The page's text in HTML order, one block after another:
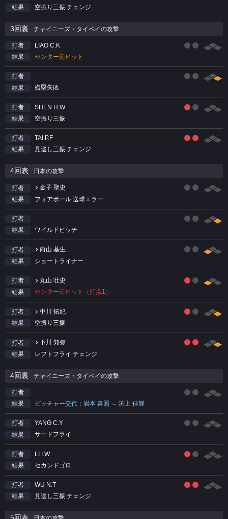
結果
空振り三振 チェンジ
3回裏 チャイニーズ・タイペイの攻撃
打者
LIAO C.K
結果
センター前ヒット
打者
結果
盗塁失敗
打者
SHEN H.W
結果
空振り三振
打者
TAI P.F
結果
見逃し三振 チェンジ
4回表 日本の攻撃
打者
金子 聖史
結果
フォアボール 送球エラー
打者
結果
ワイルドピッチ
打者
向山 基生
結果
ショートライナー
打者
丸山 壮史
結果
センター前ヒット（打点1）
打者
中川 拓紀
結果
空振り三振
打者
下川 知弥
結果
レフトフライ チェンジ
4回裏 チャイニーズ・タイペイの攻撃
打者
結果
ピッチャー交代：岩本 喜照 → 渕上 佳輝
打者
YANG C.Y
結果
サードフライ
打者
LI I.W
結果
セカンドゴロ
打者
WU N.T
結果
見逃し三振 チェンジ